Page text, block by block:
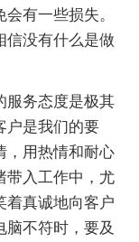
有一些损失。
信没有什么是做
服务态度是极其
户是我们的要
，用热情和耐心
带入工作中，尤
着真诚地向客户
脑不符时，要及